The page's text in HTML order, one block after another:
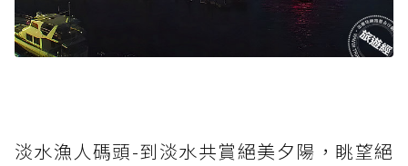
淡水漁人碼頭-到淡水共賞絕美夕陽，眺望絕